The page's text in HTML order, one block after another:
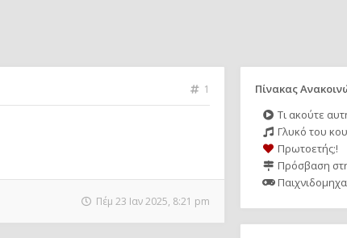
1
Πέμ 23 Ιαν 2025, 8:21 pm
Πίνακας
Τι ακούτε
Γλυκό του
Πρωτοετής;!
Πρόσβαση